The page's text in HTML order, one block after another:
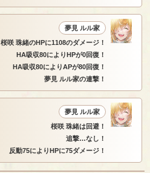
夢見 ルル家
桜咲 珠緒のHPに1108のダメージ！
HA吸収80によりHPが0回復！
HA吸収80によりAPが80回復！
夢見 ルル家の連撃！
夢見 ルル家
桜咲 珠緒は回避！
追撃…なし！
反動75によりHPに75ダメージ！